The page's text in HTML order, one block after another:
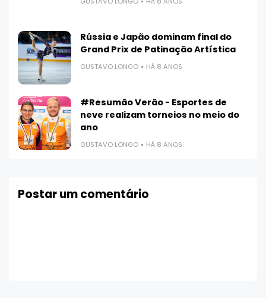
Rússia e Japão dominam final do
Grand Prix de Patinação Artística
GUSTAVO LONGO HÁ 8 ANOS
#Resumão Verão - Esportes de
neve realizam torneios no meio do
ano
GUSTAVO LONGO HÁ 8 ANOS
Postar um comentário